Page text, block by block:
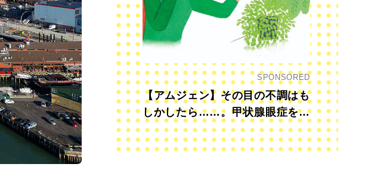
SPONSORED
【アムジェン】その目の不調はも
しかしたら……。甲状腺眼症を知
っていますか？